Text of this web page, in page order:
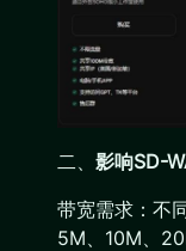
二、 影响SD-
带宽需求：不
5M、10M、